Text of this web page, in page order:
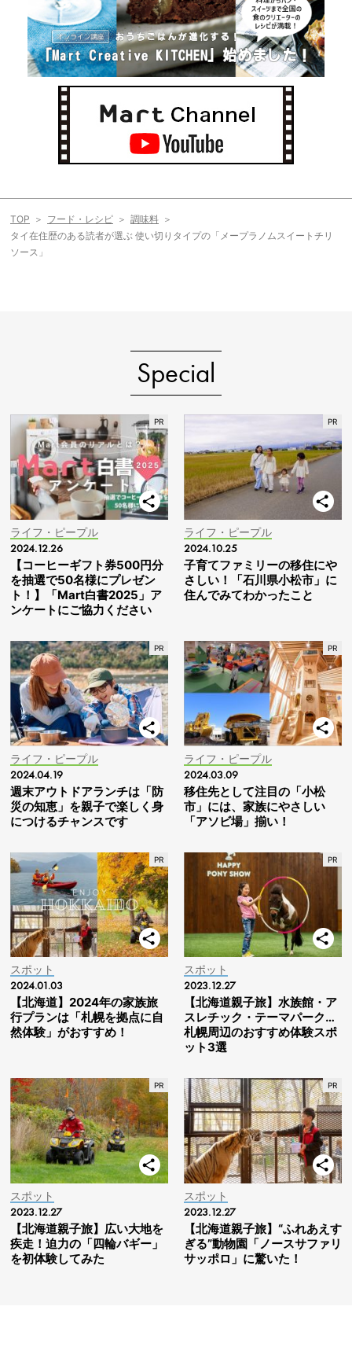
TOP フード・レシピ
調味料
タイ在住歴のある読者が選ぶ 使い切りタイプの「メープラノムスイートチリ
ソース」
Special
ライフ・ピープル
2024.12.26
【コーヒーギフト券500円分
を抽選で50名様にプレゼン
ト！】「Mart白書2025」ア
ンケートにご協力ください
ライフ・ピープル
2024.10.25
子育てファミリーの移住にや
さしい！「石川県小松市」に
住んでみてわかったこと
ライフ・ピープル
2024.04.19
週末アウトドアランチは「防
災の知恵」を親子で楽しく身
につけるチャンスです
ライフ・ピープル
2024.03.09
移住先として注目の「小松
市」には、家族にやさしい
「アソビ場」揃い！
スポット
2024.01.03
【北海道】2024年の家族旅
行プランは「札幌を拠点に自
然体験」がおすすめ！
スポット
2023.12.27
【北海道親子旅】水族館・ア
スレチック・テーマパーク…
札幌周辺のおすすめ体験スポ
ット3選
スポット
2023.12.27
【北海道親子旅】広い大地を
疾走！迫力の「四輪バギー」
を初体験してみた
スポット
2023.12.27
【北海道親子旅】“ふれあえす
ぎる”動物園「ノースサファリ
サッポロ」に驚いた！